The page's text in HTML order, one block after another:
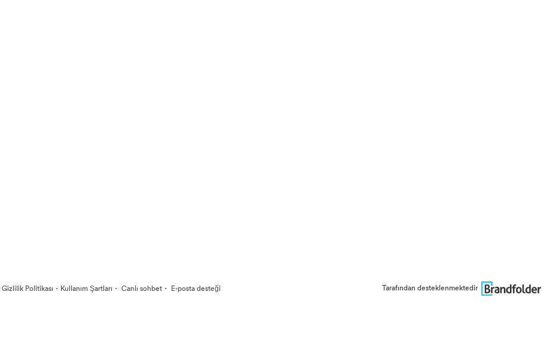
Gizlilik Politikası · Kullanım Şartları · Canlı sohbet · E-posta desteği Tarafından desteklenmektedir